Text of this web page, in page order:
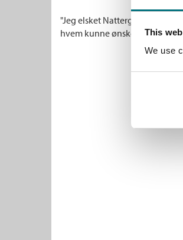
This
We use
"Jeg elsket Nattergalen av
hvem kunne ønske seg mer av